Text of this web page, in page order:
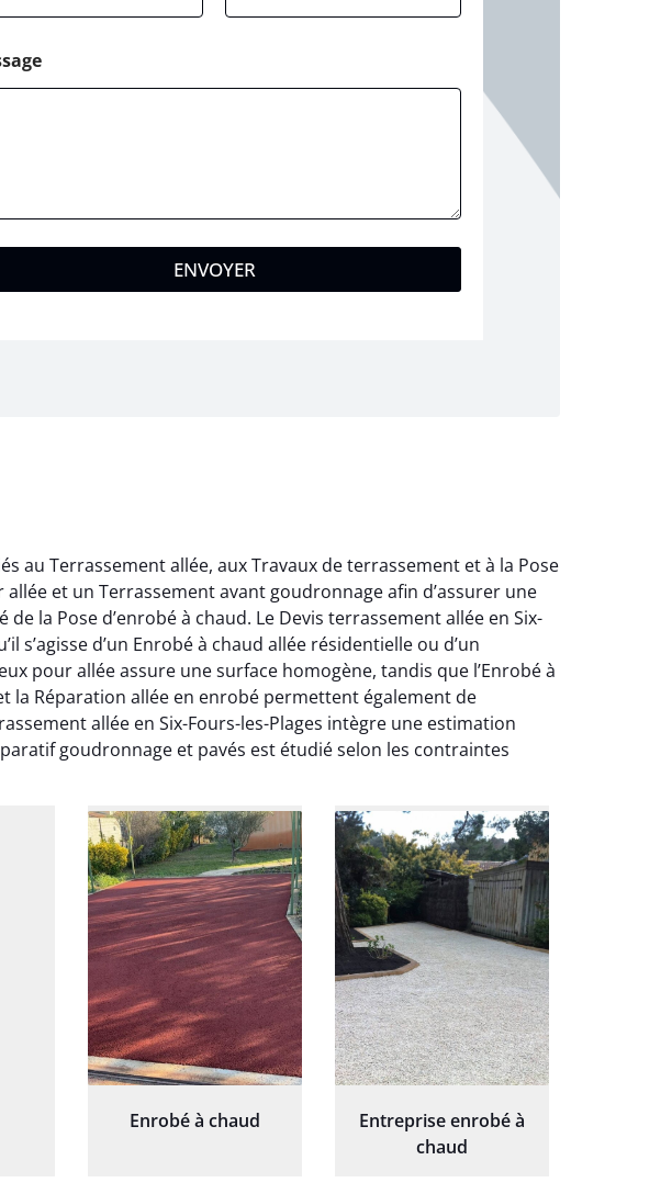
ENVOYER
au Terrassement allée, aux Travaux de terrassement et à la Pose
et un Terrassement avant goudronnage afin d’assurer une
la Pose d’enrobé à chaud. Le Devis terrassement allée en Six-
d’un Enrobé à chaud allée résidentielle ou d’un
pour allée assure une surface homogène, tandis que l’Enrobé à
la Réparation allée en enrobé permettent également de
allée en Six-Fours-les-Plages intègre une estimation
goudronnage et pavés est étudié selon les contraintes
Enrobé à chaud
Entreprise enrobé à
chaud